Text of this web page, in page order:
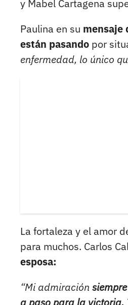
y Mabel Cartagena
Paulina en su mensaje
están pasando por
enfermedad, lo único
La fortaleza y el amor
para muchos. Carlos
esposa:
“Mi admiración